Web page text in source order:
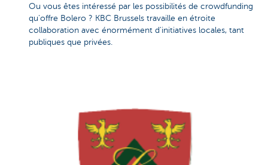
Ou vous êtes intéressé par les possibilités de crowdfunding
qu'offre Bolero ? KBC Brussels travaille en étroite
collaboration avec énormément d'initiatives locales, tant
publiques que privées.